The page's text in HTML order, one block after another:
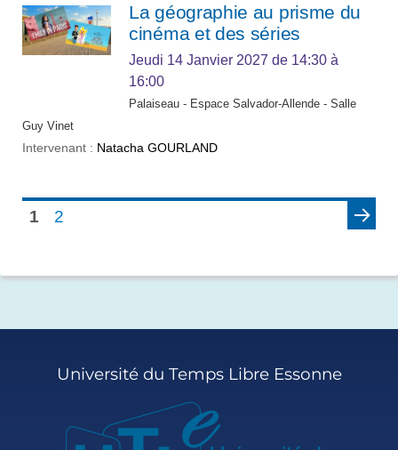
La géographie au prisme du
cinéma et des séries
Jeudi 14 Janvier 2027 de 14:30 à
16:00
Palaiseau - Espace Salvador-Allende - Salle
Guy Vinet
Intervenant : Natacha GOURLAND
1
2
I
N
Université du Temps Libre Essonne